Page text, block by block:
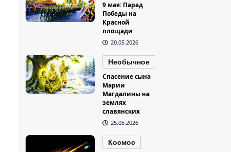
9 мая: Парад
Победы на
Красной
площади
20.05.2026
Необычное
Спасение сына
Марии
Магдалины на
землях
славянских
25.05.2026
Космос